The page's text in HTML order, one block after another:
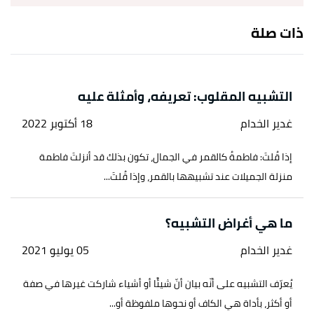
↑سورة المطففين، آية:22
↑سورة الأنفال، آية:60
↑سورة النساء، آية:2
↑سورة يوسف، آية:36
↑سورة نوح، آية:27
ذات صلة
التشبيه المقلوب: تعريفه، وأمثلة عليه
غدير الخدام 18 أكتوبر 2022
إذا قُلتَ: فاطمةُ كالقمر في الجمال، تكون بذلك قد أنزلتَ فاطمة
منزلة الجميلات عند تشبيهها بالقمر، وإذا قُلتَ...
ما هي أغراض التشبيه؟
غدير الخدام 05 يوليو 2021
يُعرّف التشبيه على أنّه بيان أنّ شيئًا أو أشياء شاركت غيرها في صفة
أو أكثر، بأداة هي الكاف أو نحوها ملفوظة أو...